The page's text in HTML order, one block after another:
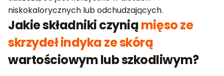
niskokalorycznych lub odchudzających.
Jakie składniki czyniąmięso ze
skrzydeł indyka ze skórą
wartościowym lub szkodliwym?